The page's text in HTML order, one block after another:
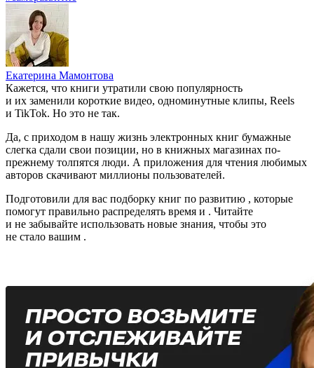
Екатерина Мамонтова
Кажется, что книги утратили свою популярность
и их заменили короткие видео, одноминутные клипы, Reels
и TikTok. Но это не так.
Да, с приходом в нашу жизнь электронных книг бумажные
слегка сдали свои позиции, но в книжных магазинах по-
прежнему толпятся люди. А приложения для чтения любимых
авторов скачивают миллионы пользователей.
Подготовили для вас подборку книг по развитию , которые
помогут правильно распределять время и . Читайте
и не забывайте использовать новые знания, чтобы это
не стало вашим .